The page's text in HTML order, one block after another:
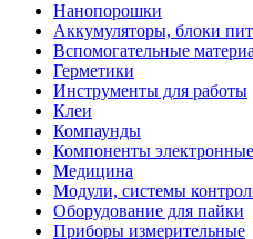
Нанопорошки
Аккумуляторы, блоки
Вспомогательные
Герметики
Инструменты для работы
Клеи
Компаунды
Компоненты электронные
Медицина
Модули, системы
Оборудование для пайки
Приборы измерительные